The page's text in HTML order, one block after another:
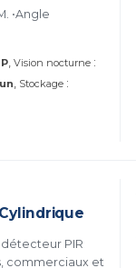
•Angle
Vision nocturne :
Stockage :
commerciaux et